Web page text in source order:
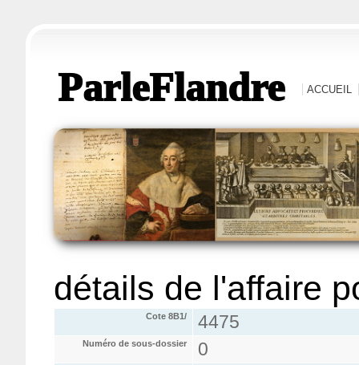
ParleFlandre ACCUEIL
détails de l'affaire
Cote 8B1/ 4475
Numéro de sous-dossier 0